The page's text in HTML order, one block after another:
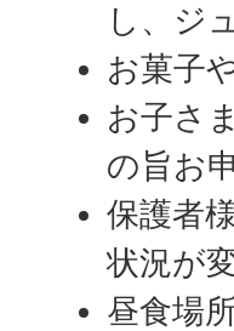
し、ジ
お菓子
お子さ
の旨お
保護者
状況が
昼食場